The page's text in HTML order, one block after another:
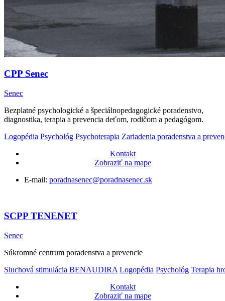
CPP Senec
Senec
Bezplatné psychologické a špeciálnopedagogické poradenstvo,
diagnostika, terapia a prevencia deťom, rodičom a pedagógom.
Logopédia Psychológ Psychoterapia Zariadenia poradenstva a
Kontakt
Zobraziť na mape
E-mail: poradnasenec@poradnasenec.sk
SCPP TENENET
Senec
Súkromné centrum poradenstva a prevencie
Sluchová stimulácia BENAUDIRA Logopédia Psychológ Terapia
Kontakt
Zobraziť na mape